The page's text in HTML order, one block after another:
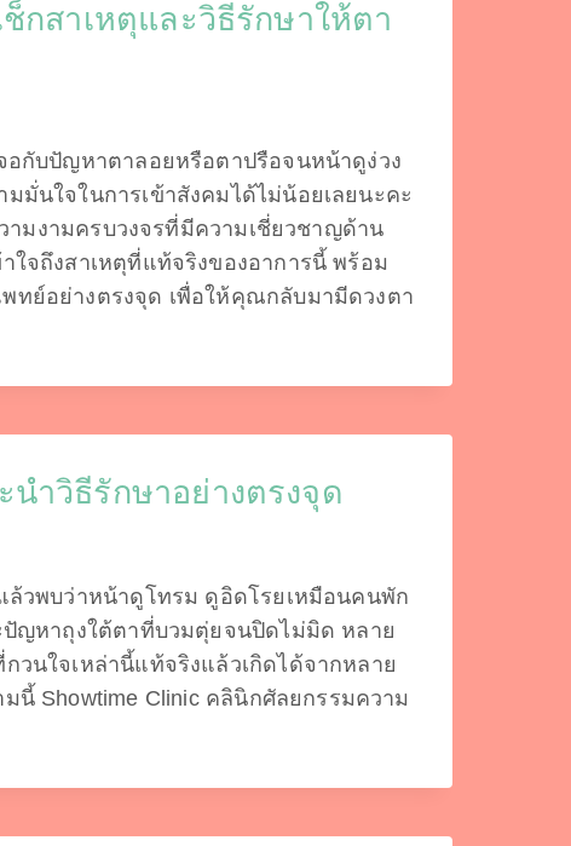
กสาเหตุและวิธีรักษาให้ตา
อกับปัญหาตาลอยหรือตาปรือจนหน้าดูง่วง
มั่นใจในการเข้าสังคมได้ไม่น้อยเลยนะคะ
ามงามครบวงจรที่มีความเชี่ยวชาญด้าน
ใจถึงสาเหตุที่แท้จริงของอาการนี้ พร้อม
ทย์อย่างตรงจุด เพื่อให้คุณกลับมามีดวงตา
นำวิธีรักษาอย่างตรงจุด
ล้วพบว่าหน้าดูโทรม ดูอิดโรยเหมือนคนพัก
ปัญหาถุงใต้ตาที่บวมตุ่ยจนปิดไม่มิด หลาย
นใจเหล่านี้แท้จริงแล้วเกิดได้จากหลาย
Showtime Clinic คลินิกศัลยกรรมความ